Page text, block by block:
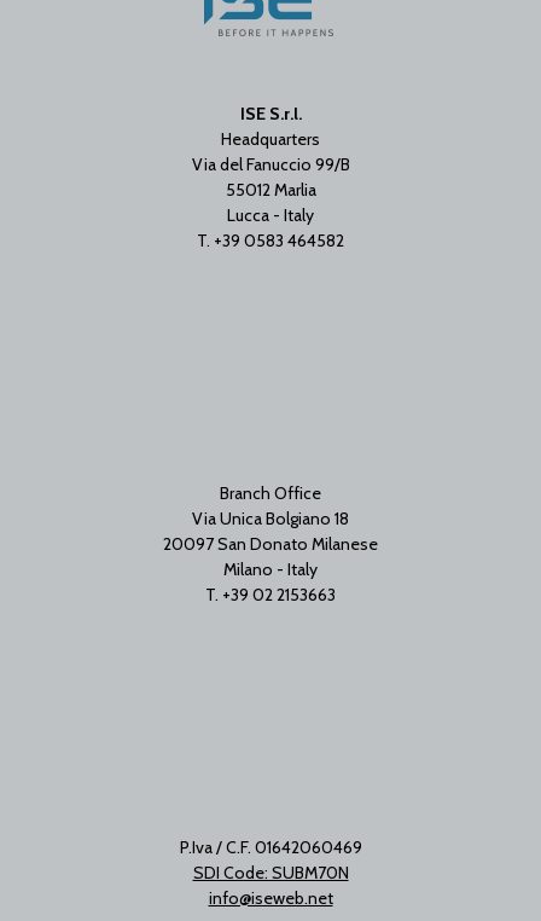
ISE S.r.l.
Headquarters
Via del Fanuccio 99/B
55012 Marlia
Lucca - Italy
T. +39 0583 464582
Branch Office
Via Unica Bolgiano 18
20097 San Donato Milanese
Milano - Italy
T. +39 02 2153663
P.Iva / C.F. 01642060469
SDI Code: SUBM70N
info@iseweb.net